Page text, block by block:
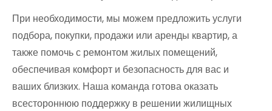
При необходимости, мы можем предложить услуги
подбора, покупки, продажи или аренды квартир, а
также помочь с ремонтом жилых помещений,
обеспечивая комфорт и безопасность для вас и
ваших близких. Наша команда готова оказать
всестороннюю поддержку в решении жилищных